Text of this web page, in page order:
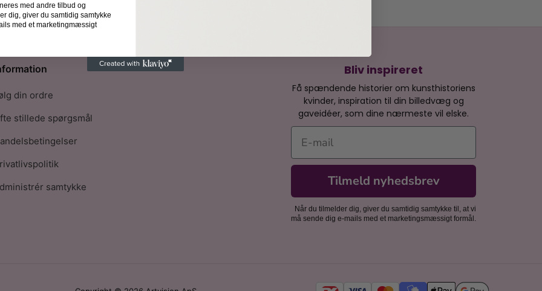
Bliv inspireret
Få spændende historier om kunsthistoriens
kvinder, inspiration til din billedvæg og
gaveidéer, som dine nærmeste vil elske.
E-mail
Tilmeld nyhedsbrev
Når du tilmelder dig, giver du samtidig samtykke til, at vi
må sende dig e-mails med et marketingsmæssigt formål.
din ordre
stillede spørgsmål
samtykke
med andre tilbud og
dig, giver du samtidig samtykke
med et marketingmæssigt